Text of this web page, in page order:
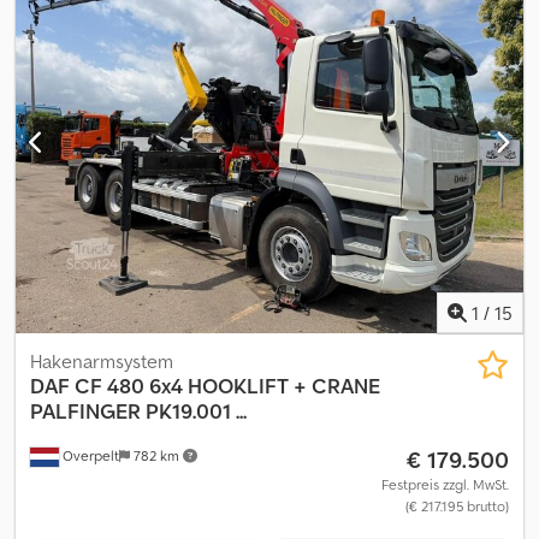
Hydrostatischer Antrieb, Rundumleuchte, Schneidwerk, GPS
System (Empfänger), Vorfahrtregelung_____inkl. Claas Vario 1230
und Rapstrennmesser,Lagerort:Kunde Dcodpfoyytl Hex Ah Hjk
1 / 15
Overpelt 782 km
Hakenarmsystem
DAF CF 480 6x4 HOOKLIFT + CRANE
PALFINGER PK19.001 ...
€ 179.500
Festpreis zzgl. MwSt.
(€ 217.195 brutto)